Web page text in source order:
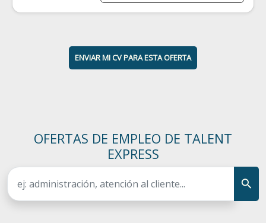
ENVIAR MI CV PARA ESTA OFERTA
OFERTAS DE EMPLEO DE TALENT
EXPRESS